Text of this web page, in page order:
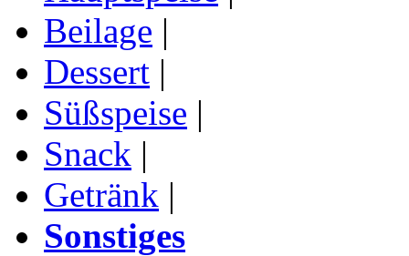
Beilage |
Dessert |
Süßspeise |
Snack |
Getränk |
Sonstiges